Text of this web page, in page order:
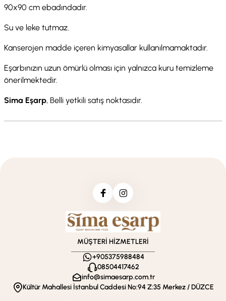
90x90 cm ebadındadır.
Su ve leke tutmaz.
Kanserojen madde içeren kimyasallar kullanılmamaktadır.
Eşarbınızın uzun ömürlü olması için yalnızca kuru temizleme
önerilmektedir.
Sima Eşarp, Belli yetkili satış noktasıdır.
MÜŞTERİ HİZMETLERİ
+905375988484
08504417462
info@simaesarp.com.tr
Kültür Mahallesi İstanbul Caddesi No:94 Z:35 Merkez / DÜZCE